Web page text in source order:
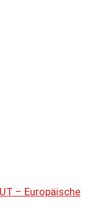
– Europäische